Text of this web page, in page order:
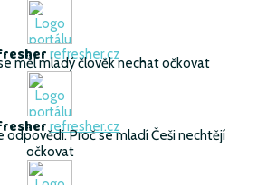
refresher.cz
měl mladý člověk nechat očkovat
refresher.cz
odpovědi. Proč se mladí Češi nechtějí
očkovat